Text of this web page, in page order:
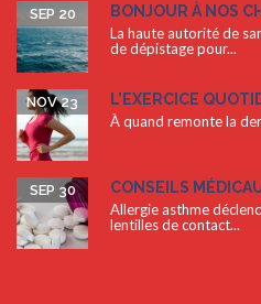
BONJOUR À NOS
SEP 20
La haute autorité de
de dépistage pour...
L’EXERCICE
NOV 23
À quand remonte la
CONSEILS
SEP 30
Allergie asthme
lentilles de contact...